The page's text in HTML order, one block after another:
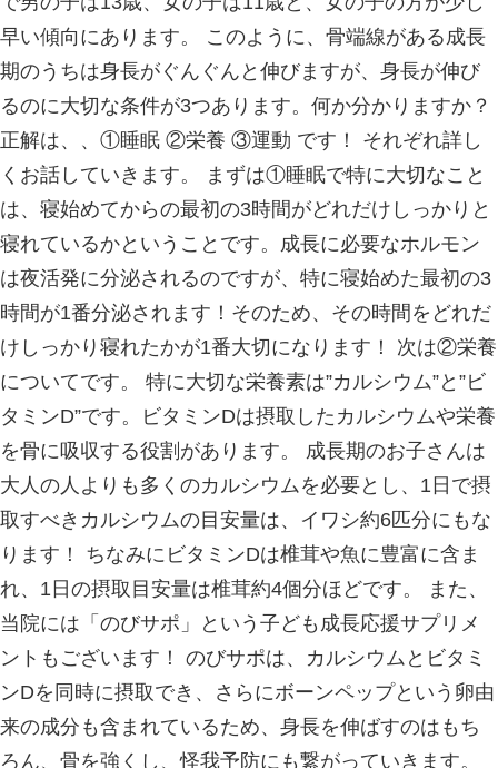
ます。 その他にも重いものを上に持
家事をされていて損傷するなど些細
荷がかかれば損傷してしまう恐れが
すぎ（オーバーユース） 代表的な例
ピッチャーです。繰り返し投球動作
がかかり続け、腱板損傷を起こして
ます。 【症状】 症状は肩を挙げた時
くような痛み、また肩を挙げられな
す。 【当院での治療】 当院では加齢
による肩のインナーマッスルの筋力
動などをご指導させていただいたり
疲労している筋肉を和らげる・骨格
根本治療を行っています。 その他、
痛、産後骨盤矯正など何か少しでも
感を感じた時はお気軽に中之口いの